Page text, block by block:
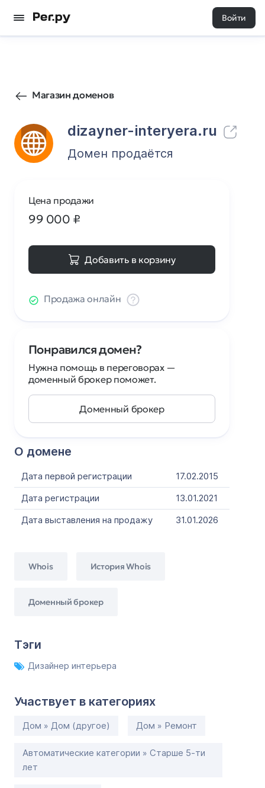
Войти
Магазин доменов
dizayner-interyera.ru
2 0
Домен продаётся
О домене
Дата первой регистрации
17.02.2015
Дата регистрации
13.01.2021
Дата выставления на продажу
31.01.2026
Whois История Whois
Доменный брокер
Тэги
Дизайнер интерьера
Участвует в категориях
Дом » Дом (другое) Дом » Ремонт
Автоматические категории » Старше 5-ти
лет
Цена продажи
99 000 ₽
Добавить в корзину
Продажа онлайн
Понравился домен?
Нужна помощь в переговорах —
доменный брокер поможет.
Доменный брокер